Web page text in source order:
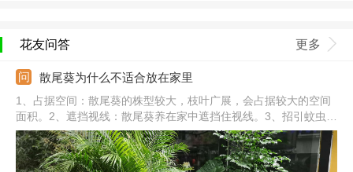
花友问答 更多
散尾葵为什么不适合放在家里
1、占据空间：散尾葵的株型较大，枝叶广展，会占据较大的空间
面积。2、遮挡视线：散尾葵养在家中遮挡住视线。3、招引蚊虫：
散尾葵可能会吸引一些蚊虫，容易遭受白粉虱、蚧虫的侵扰。4、
生长不良：散尾葵养在家里可能得不到充足的光线照射。5、影响
通风：散尾葵的株型偏大，可能会影响到通风。